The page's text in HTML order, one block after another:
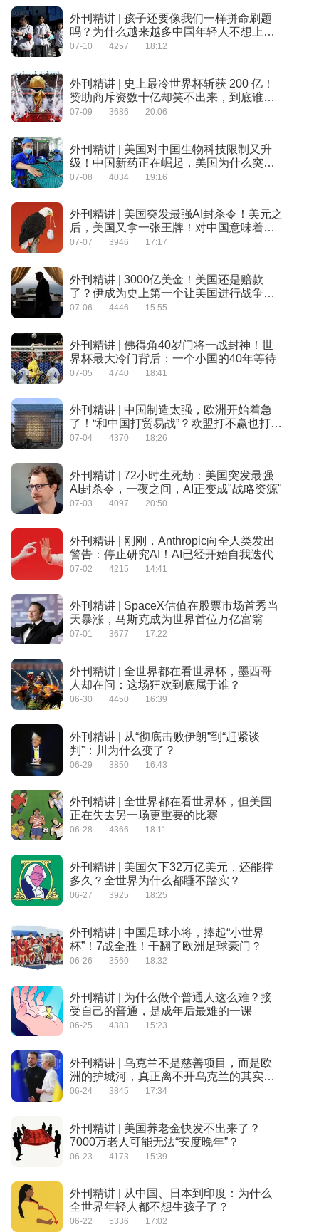
外刊精讲 | 孩子还要像我们一样拼命刷题
吗？为什么越来越多中国年轻人不想上大
学了？
07-10 4257 18:12
外刊精讲 | 史上最冷世界杯斩获 200 亿！
赞助商斥资数十亿却笑不出来，到底谁在
获利？
07-09 3686 20:06
外刊精讲 | 美国对中国生物科技限制又升
级！中国新药正在崛起，美国为什么突然
急了？
07-08 4034 19:16
外刊精讲 | 美国突发最强AI封杀令！美元之
后，美国又拿一张王牌！对中国意味着什
么？
07-07 3946 17:17
外刊精讲 | 3000亿美金！美国还是赔款
了？伊成为史上第一个让美国进行战争赔
款的国家
07-06 4446 15:55
外刊精讲 | 佛得角40岁门将一战封神！世
界杯最大冷门背后：一个小国的40年等待
07-05 4740 18:41
外刊精讲 | 中国制造太强，欧洲开始着急
了！“和中国打贸易战”？欧盟打不赢也打不
起
07-04 4370 18:26
外刊精讲 | 72小时生死劫：美国突发最强
AI封杀令，一夜之间，AI正变成"战略资源"
07-03 4097 20:50
外刊精讲 | 刚刚，Anthropic向全人类发出
警告：停止研究AI！AI已经开始自我迭代
07-02 4215 14:41
外刊精讲 | SpaceX估值在股票市场首秀当
天暴涨，马斯克成为世界首位万亿富翁
07-01 3677 17:22
外刊精讲 | 全世界都在看世界杯，墨西哥
人却在问：这场狂欢到底属于谁？
06-30 4450 16:39
外刊精讲 | 从“彻底击败伊朗”到“赶紧谈
判”：川为什么变了？
06-29 3850 16:43
外刊精讲 | 全世界都在看世界杯，但美国
正在失去另一场更重要的比赛
06-28 4366 18:11
外刊精讲 | 美国欠下32万亿美元，还能撑
多久？全世界为什么都睡不踏实？
06-27 3925 18:25
外刊精讲 | 中国足球小将，捧起“小世界
杯”！7战全胜！干翻了欧洲足球豪门？
06-26 3560 18:32
外刊精讲 | 为什么做个普通人这么难？接
受自己的普通，是成年后最难的一课
06-25 4383 15:23
外刊精讲 | 乌克兰不是慈善项目，而是欧
洲的护城河，真正离不开乌克兰的其实是
欧洲
06-24 3845 17:34
外刊精讲 | 美国养老金快发不出来了？
7000万老人可能无法“安度晚年”？
06-23 4173 15:39
外刊精讲 | 从中国、日本到印度：为什么
全世界年轻人都不想生孩子了？
06-22 5336 17:02